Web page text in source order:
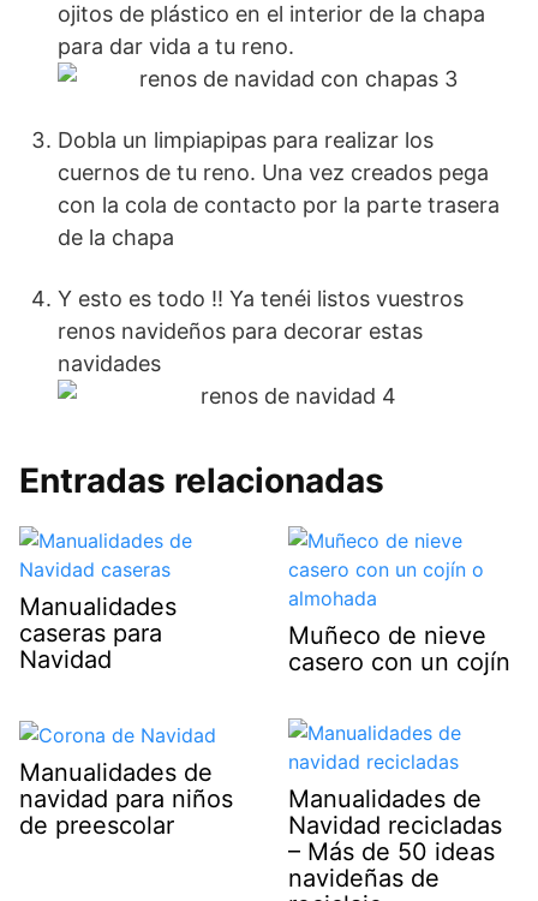
ojitos de plástico en el interior de la chapa
para dar vida a tu reno.
Dobla un limpiapipas para realizar los
cuernos de tu reno. Una vez creados pega
con la cola de contacto por la parte trasera
de la chapa
Y esto es todo !! Ya tenéi listos vuestros
renos navideños para decorar estas
navidades
Entradas relacionadas
Manualidades
caseras para
Navidad
Muñeco de nieve
casero con un cojín
Manualidades de
navidad para niños
de preescolar
Manualidades de
Navidad recicladas
– Más de 50 ideas
navideñas de